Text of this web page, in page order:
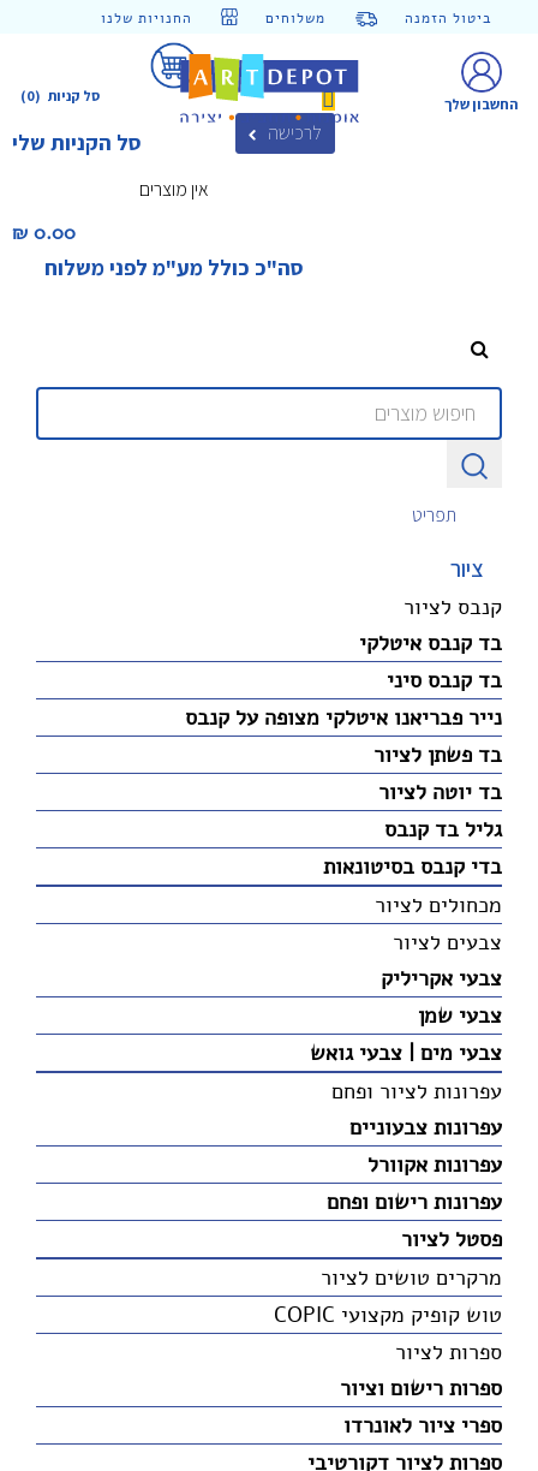
ביטול הזמנה משלוחים החנויות שלנו
(0) סל קניות
סל הקניות שלי לרכישה
אין מוצרים
0.00 ₪‎
סה"כ כולל מע"מ לפני משלוח
החשבון שלך
תפריט
ציור
קנבס לציור
בד קנבס איטלקי
בד קנבס סיני
נייר פבריאנו איטלקי מצופה על קנבס
בד פשתן לציור
בד יוטה לציור
גליל בד קנבס
בדי קנבס בסיטונאות
מכחולים לציור
צבעים לציור
צבעי אקריליק
צבעי שמן
צבעי מים | צבעי גואש
עפרונות לציור ופחם
עפרונות צבעוניים
עפרונות אקוורל
עפרונות רישום ופחם
פסטל לציור
מרקרים טושים לציור
טוש קופיק מקצועי COPIC
ספרות לציור
ספרות רישום וציור
ספרי ציור לאונרדו
ספרות לציור דקורטיבי